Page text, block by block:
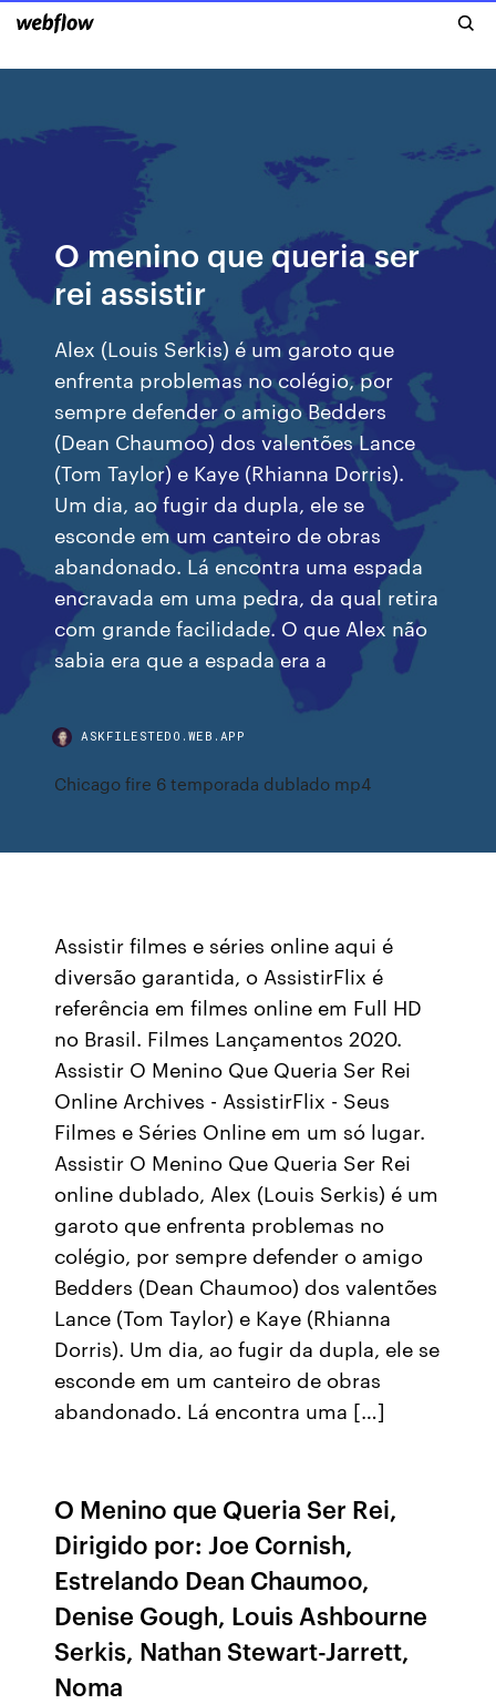
O menino que queria ser
rei assistir
Alex (Louis Serkis) é um garoto que
enfrenta problemas no colégio, por
sempre defender o amigo Bedders
(Dean Chaumoo) dos valentões Lance
(Tom Taylor) e Kaye (Rhianna Dorris).
Um dia, ao fugir da dupla, ele se
esconde em um canteiro de obras
abandonado. Lá encontra uma espada
encravada em uma pedra, da qual retira
com grande facilidade. O que Alex não
sabia era que a espada era a
ASKFILESTEDO.WEB.APP
Chicago fire 6 temporada dublado mp4
Assistir filmes e séries online aqui é
diversão garantida, o AssistirFlix é
referência em filmes online em Full HD
no Brasil. Filmes Lançamentos 2020.
Assistir O Menino Que Queria Ser Rei
Online Archives - AssistirFlix - Seus
Filmes e Séries Online em um só lugar.
Assistir O Menino Que Queria Ser Rei
online dublado, Alex (Louis Serkis) é um
garoto que enfrenta problemas no
colégio, por sempre defender o amigo
Bedders (Dean Chaumoo) dos valentões
Lance (Tom Taylor) e Kaye (Rhianna
Dorris). Um dia, ao fugir da dupla, ele se
esconde em um canteiro de obras
abandonado. Lá encontra uma […]
O Menino que Queria Ser Rei,
Dirigido por: Joe Cornish,
Estrelando Dean Chaumoo,
Denise Gough, Louis Ashbourne
Serkis, Nathan Stewart-Jarrett,
Noma